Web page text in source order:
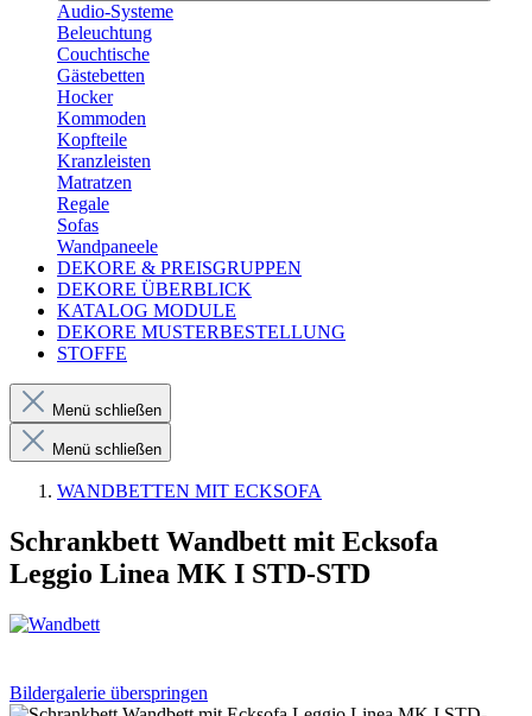
Audio-Systeme
Beleuchtung
Couchtische
Gästebetten
Hocker
Kommoden
Kopfteile
Kranzleisten
Matratzen
Regale
Sofas
Wandpaneele
DEKORE & PREISGRUPPEN
DEKORE ÜBERBLICK
KATALOG MODULE
DEKORE MUSTERBESTELLUNG
STOFFE
Menü schließen
Menü schließen
WANDBETTEN MIT ECKSOFA
Schrankbett Wandbett mit Ecksofa
Leggio Linea MK I STD-STD
Bildergalerie überspringen